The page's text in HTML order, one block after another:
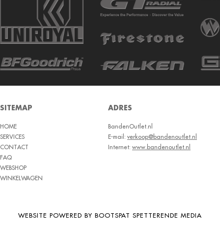
SITEMAP
HOME
SERVICES
CONTACT
FAQ
WEBSHOP
WINKELWAGEN
ADRES
BandenOutlet.nl
E-mail: verkoop@bandenoutlet.nl
Internet: www.bandenoutlet.nl
WEBSITE POWERED BY BOOTSPAT SPETTERENDE MEDIA